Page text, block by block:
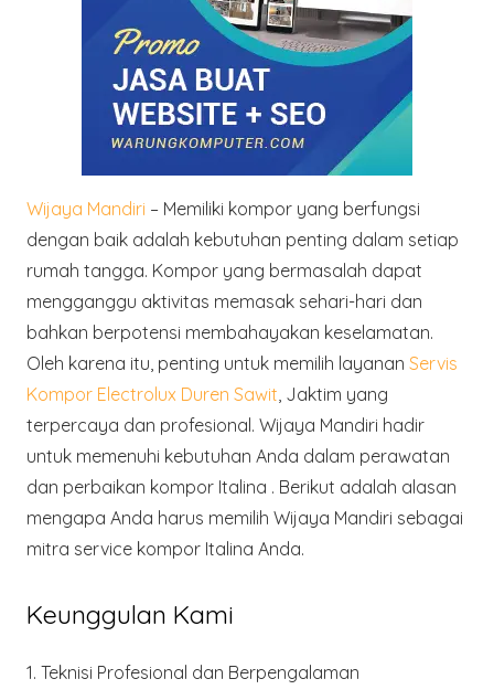
Wijaya Mandiri – Memiliki kompor yang berfungsi
dengan baik adalah kebutuhan penting dalam setiap
rumah tangga. Kompor yang bermasalah dapat
mengganggu aktivitas memasak sehari-hari dan
bahkan berpotensi membahayakan keselamatan.
Oleh karena itu, penting untuk memilih layanan Servis
Kompor Electrolux Duren Sawit , Jaktim yang
terpercaya dan profesional. Wijaya Mandiri hadir
untuk memenuhi kebutuhan Anda dalam perawatan
dan perbaikan kompor Italina . Berikut adalah alasan
mengapa Anda harus memilih Wijaya Mandiri sebagai
mitra service kompor Italina Anda.
Keunggulan Kami
1. Teknisi Profesional dan Berpengalaman